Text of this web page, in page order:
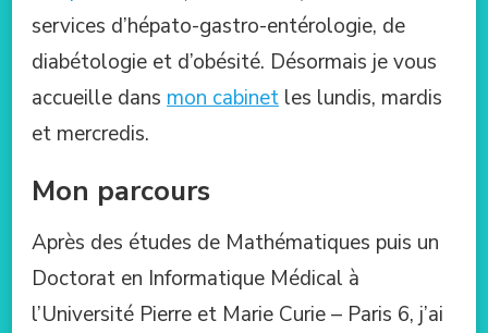
services d’hépato-gastro-entérologie, de
diabétologie et d’obésité. Désormais je vous
accueille dans mon cabinet les lundis, mardis
et mercredis.
Mon parcours
Après des études de Mathématiques puis un
Doctorat en Informatique Médical à
l’Université Pierre et Marie Curie – Paris 6, j’ai